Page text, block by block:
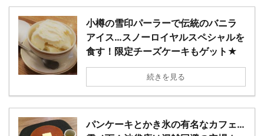
小樽の雪印パーラーで伝統のバニラ
アイス…スノーロイヤルスペシャルを
食す！限定チーズケーキもゲット★
続きを見る
パンケーキとかき氷の有名なカフェ…